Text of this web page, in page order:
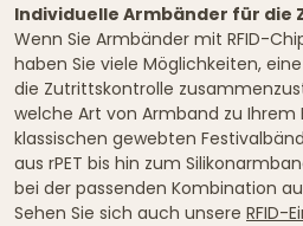
Individuelle Armbänder für
Wenn Sie Armbänder mit RFID-
haben Sie viele Möglichkeiten,
die Zutrittskontrolle
welche Art von Armband zu Ihrem
klassischen gewebten
aus rPET bis hin zum
bei der passenden Kombination
Sehen Sie sich auch unsere RFID-